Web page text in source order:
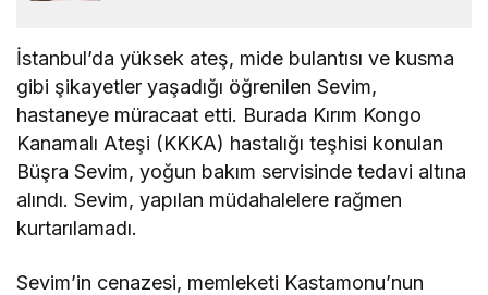
İstanbul’da yüksek ateş, mide bulantısı ve kusma
gibi şikayetler yaşadığı öğrenilen Sevim,
hastaneye müracaat etti. Burada Kırım Kongo
Kanamalı Ateşi (KKKA) hastalığı teşhisi konulan
Büşra Sevim, yoğun bakım servisinde tedavi altına
alındı. Sevim, yapılan müdahalelere rağmen
kurtarılamadı.
Sevim’in cenazesi, memleketi Kastamonu’nun